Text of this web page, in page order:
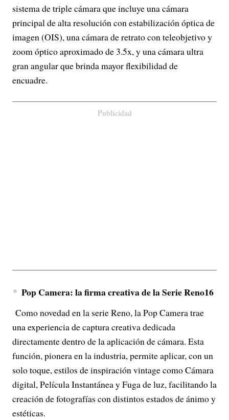
sistema de triple cámara que incluye una cámara
principal de alta resolución con estabilización óptica de
imagen (OIS), una cámara de retrato con teleobjetivo y
zoom óptico aproximado de 3.5x, y una cámara ultra
gran angular que brinda mayor flexibilidad de
encuadre.
Publicidad
Pop Camera: la firma creativa de la Serie Reno16
Como novedad en la serie Reno, la Pop Camera trae
una experiencia de captura creativa dedicada
directamente dentro de la aplicación de cámara. Esta
función, pionera en la industria, permite aplicar, con un
solo toque, estilos de inspiración vintage como Cámara
digital, Película Instantánea y Fuga de luz, facilitando la
creación de fotografías con distintos estados de ánimo y
estéticas.